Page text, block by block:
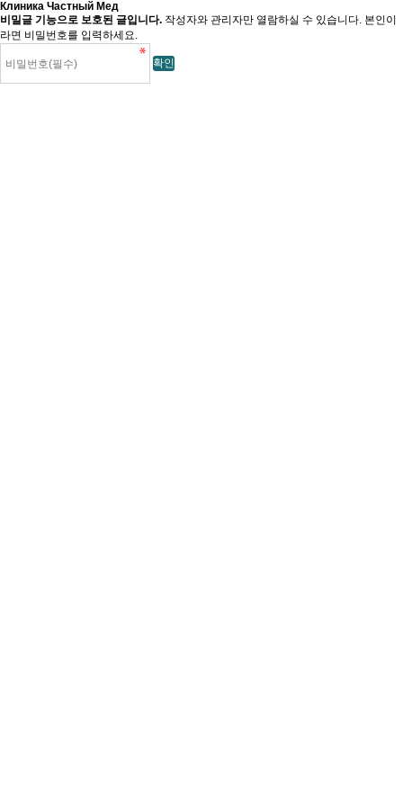
Клиника Частный Мед
비밀글 기능으로 보호된 글입니다. 작성자와 관리자만 열람하실 수 있습니다. 본인이
라면 비밀번호를 입력하세요.